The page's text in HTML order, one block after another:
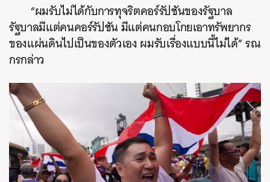
“ผมรับไม่ได้กับการทุจริตคอร์รัปชันของรัฐบาล
รัฐบาลมีแต่คนคอร์รัปชัน มีแต่คนกอบโกยเอาทรัพยากร
ของแผ่นดินไปเป็นของตัวเอง ผมรับเรื่องแบบนี้ไม่ได้” รณ
กรกล่าว